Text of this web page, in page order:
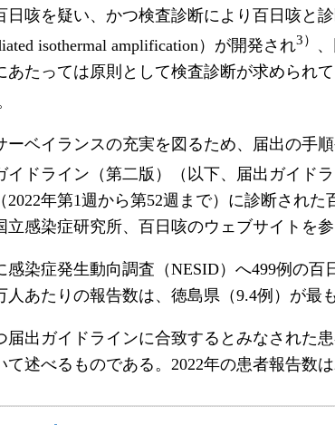
咳を疑い、かつ検査診断により百日咳と
isothermal amplification）が開発され3）
たっては原則として検査診断が求められ
ベイランスの充実を図るため、届出の手
ドライン（第二版）（以下、届出ガイドラ
2022年第1週から第52週まで）に診断され
感染症研究所、百日咳のウェブサイトを
感染症発生動向調査（NESID）へ499例の
あたりの報告数は、徳島県（9.4例）が最
出ガイドラインに合致するとみなされた
述べるものである。2022年の患者報告数